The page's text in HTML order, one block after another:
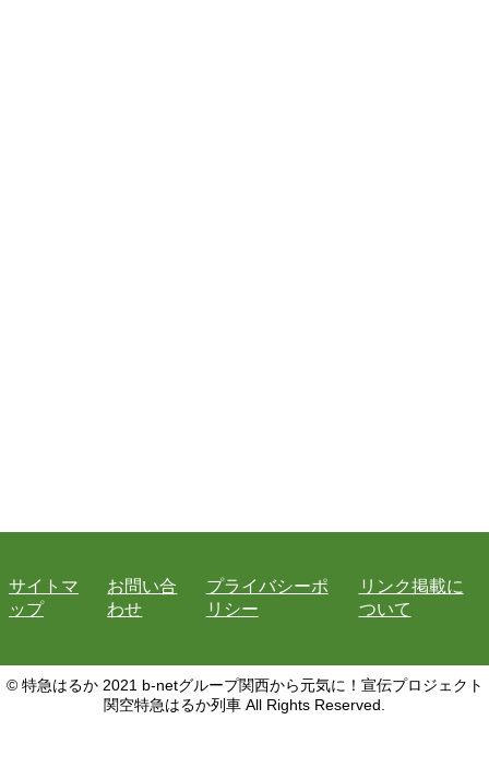
サイトマ
ップ
お問い合
わせ
プライバシーポ
リシー
リンク掲載に
ついて
© 特急はるか 2021 b-netグループ関西から元気に！宣伝プロジェクト
関空特急はるか列車 All Rights Reserved.